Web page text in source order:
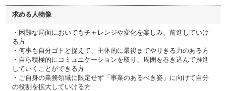
求める人物像
・困難な局面においてもチャレンジや変化を楽しみ、前進していけ
る方
・何事も自分ゴトと捉えて、主体的に最後までやりきる力のある方
・自ら積極的にコミュニケーションを取り、周囲を巻き込んで推進
していくことができる方
・ご自身の業務領域に限定せず「事業のあるべき姿」に向けて自分
の役割を拡大していける方